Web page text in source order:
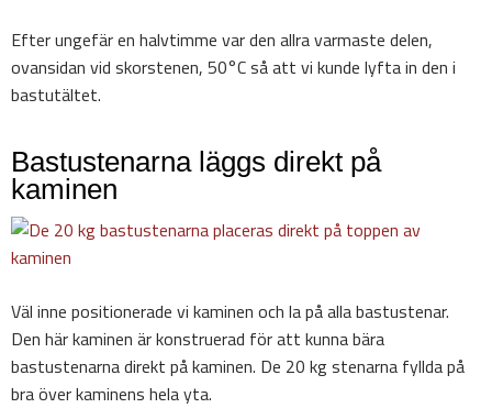
Efter ungefär en halvtimme var den allra varmaste delen,
ovansidan vid skorstenen, 50°C så att vi kunde lyfta in den i
bastutältet.
Bastustenarna läggs direkt på
kaminen
Väl inne positionerade vi kaminen och la på alla bastustenar.
Den här kaminen är konstruerad för att kunna bära
bastustenarna direkt på kaminen. De 20 kg stenarna fyllda på
bra över kaminens hela yta.